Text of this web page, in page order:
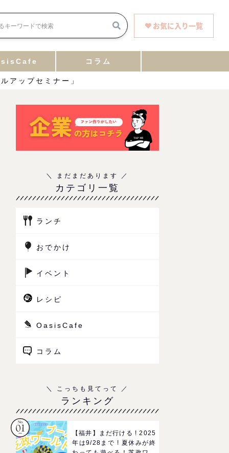
お気に入り一覧
コラム
アップセミナー」
カテゴリ一覧
ランチ
おでかけ
イベント
レシピ
OasisCafe
コラム
ランキング
【福井】まだ行ける ! 2025
年は9/28まで ! 夏休みが終